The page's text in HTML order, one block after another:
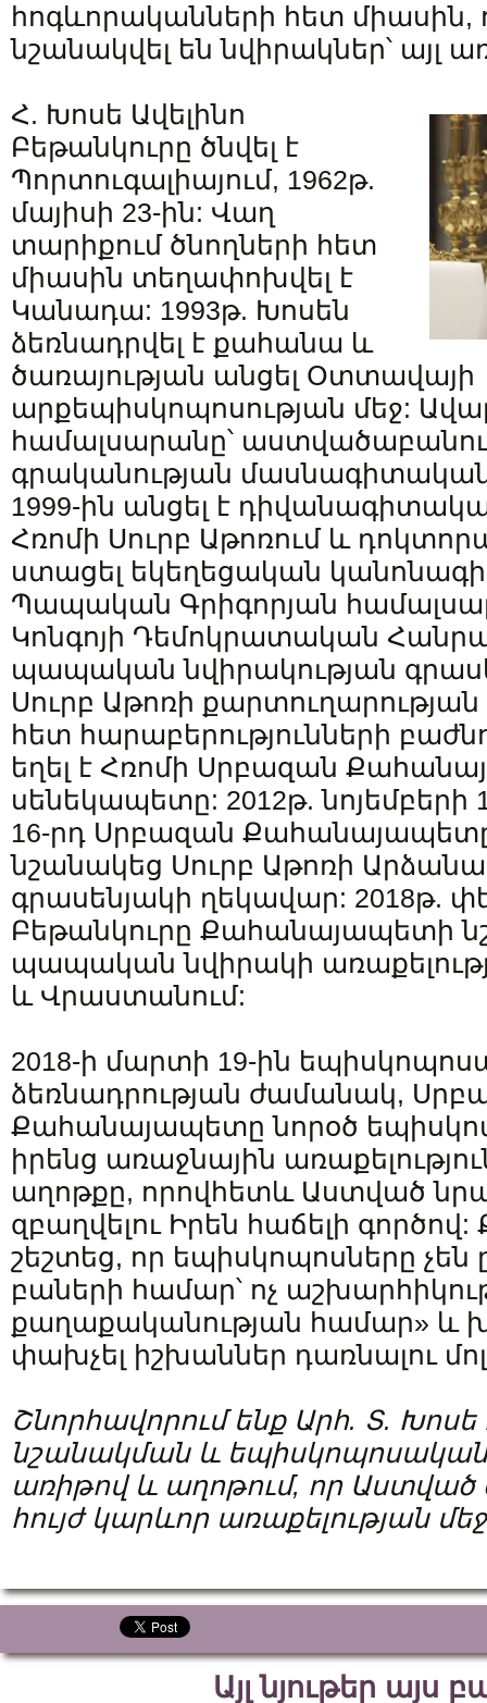
հոգևորականների հետ միասին,
նշանակվել են նվիրակներ՝ այլ
Հ. Խոսե Ավելինո
Բեթանկուրը ծնվել է
Պորտուգալիայում, 1962թ.
մայիսի 23-ին: Վաղ
տարիքում ծնողների հետ
միասին տեղափոխվել է
Կանադա: 1993թ. Խոսեն
ձեռնադրվել է քահանա և
ծառայության անցել Օտտավայի
արքեպիսկոպոսության մեջ:
համալսարանը՝
գրականության
1999-ին անցել է
Հռոմի Սուրբ Աթոռում և
ստացել եկեղեցական
Պապական Գրիգորյան
Կոնգոյի Դեմոկրատական
պապական նվիրակության
Սուրբ Աթոռի քարտուղարության
հետ հարաբերությունների
եղել է Հռոմի Սրբազան
սենեկապետը: 2012թ. նոյեմբերի
16-րդ Սրբազան
նշանակեց Սուրբ Աթոռի
գրասենյակի ղեկավար: 2018թ.
Բեթանկուրը Քահանայապետի
պապական նվիրակի
և Վրաստանում:
2018-ի մարտի 19-ին
ձեռնադրության ժամանակ,
Քահանայապետը նորօծ
իրենց առաջնային
աղոթքը, որովհետև Աստված
զբաղվելու Իրեն հաճելի
շեշտեց, որ եպիսկոպոսները չեն
բաների համար՝ ոչ
քաղաքականության համար» և
փախչել իշխաններ դառնալու
Շնորհավորում ենք Արհ. Տ. Խոսե
նշանակման և եպիսկոպոսական
առիթով և աղոթում, որ Աստված
հույժ կարևոր առաքելության
Այլ նյութեր այս